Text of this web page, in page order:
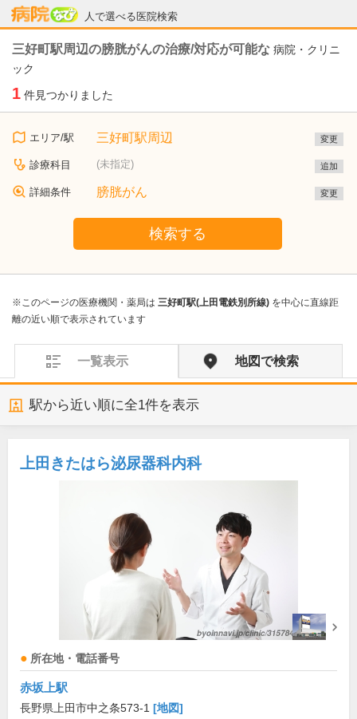
人で選べる医院検索
病院なび
三好町駅周辺の膀胱がんの治療/対応が可能な 病院・クリニ
ック
1 件見つかりました
エリア/駅 三好町駅周辺 変更
診療科目 (未指定) 追加
詳細条件 膀胱がん 変更
検索する
※このページの医療機関・薬局は 三好町駅(上田電鉄別所線) を中心に直線距
離の近い順で表示されています
一覧表示 地図で検索
駅から近い順に全1件を表示
上田きたはら泌尿器科内科
所在地・電話番号
赤坂上駅
長野県上田市中之条573-1 [地図]